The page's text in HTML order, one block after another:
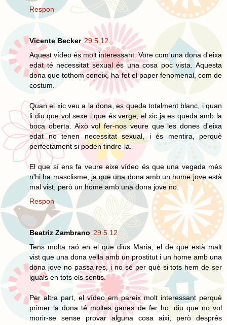
Respon
Vicente Becker 29.5.12
Aquest vídeo és molt interessant. Vore com una dona d'eixa
edat té necessitat sexual és una cosa poc vista. Aquesta
dona que tothom coneix, ha fet el paper fenomenal, com de
costum.
Quan el xic veu a la dona, es queda totalment blanc, i quan
li diu que vol sexe i que és verge, el xic ja es queda amb la
boca oberta. Això vol fer-nos veure que les dones d'eixa
edat no tenen necessitat sexual, i és mentira, perquè
perfectament si poden tindre-la.
El que sí ens fa veure eixe vídeo és que una vegada més
n'hi ha masclisme, ja que una dona amb un home jove està
mal vist, però un home amb una dona jove no.
Respon
Beatriz Zambrano 29.5.12
Tens molta raó en el que dius Maria, el de que està malt
vist que una dona vella amb un prostitut i un home amb una
dona jove no passa res, i no sé per què si tots hem de ser
iguals en tots els sentis.
Per altra part, el vídeo em pareix molt interessant perquè
primer la dona té moltes ganes de fer ho, diu que no vol
morir-se sense provar alguna cosa aixi, però després